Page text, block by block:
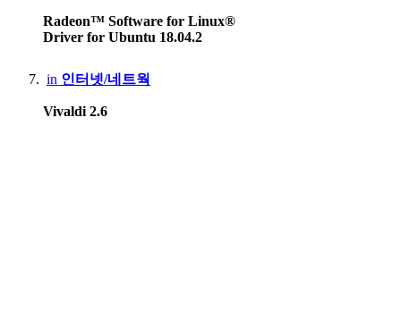
Radeon™ Software for Linux®
Driver for Ubuntu 18.04.2
in 인터넷/네트웍
Vivaldi 2.6